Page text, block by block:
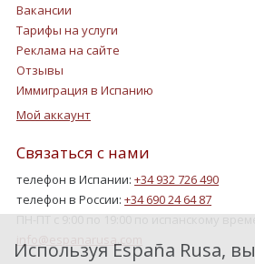
Вакансии
Тарифы на услуги
Реклама на сайте
Отзывы
Иммиграция в Испанию
Мой аккаунт
Связаться с нами
телефон в Испании: +34 932 726 490
телефон в России: +34 690 24 64 87
Используя España Rusa, вы